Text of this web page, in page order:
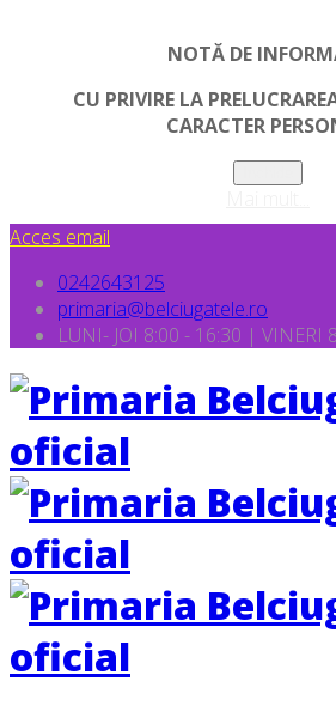
NOTĂ DE
CU PRIVIRE LA
CARACTER
Acces email
0242643125
primaria@belciugatele.ro
LUNI- JOI 8:00 - 16:30 | VINERI